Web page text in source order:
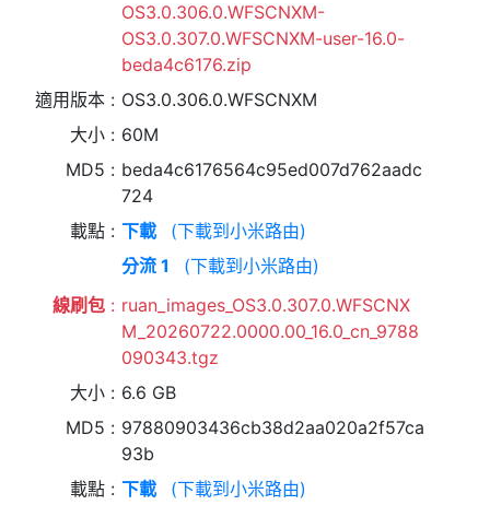
OS3.0.306.0.WFSCNXM-
OS3.0.307.0.WFSCNXM-user-16.0-
beda4c6176.zip
適用版本
OS3.0.306.0.WFSCNXM
大小
60M
MD5
beda4c6176564c95ed007d762aadc
724
載點
下載
(下載到小米路由)
分流 1
(下載到小米路由)
線刷包
ruan_images_OS3.0.307.0.WFSCNX
M_20260722.0000.00_16.0_cn_9788
090343.tgz
大小
6.6 GB
MD5
97880903436cb38d2aa020a2f57ca
93b
載點
下載
(下載到小米路由)